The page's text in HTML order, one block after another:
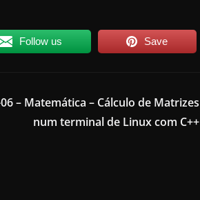
Follow us Save
– Matemática – Cálculo de Matrizes
num terminal de Linux com C++